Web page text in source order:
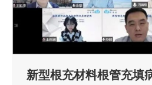
新型根充材料根管充填